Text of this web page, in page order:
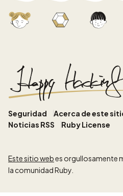
Seguridad Acerca de este
Noticias RSS
Ruby License
Este sitio webes orgullosamente
la comunidad Ruby.